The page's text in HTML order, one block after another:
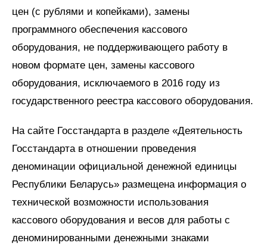
цен (с рублями и копейками), замены
программного обеспечения кассового
оборудования, не поддерживающего работу в
новом формате цен, замены кассового
оборудования, исключаемого в 2016 году из
государственного реестра кассового оборудования.
На сайте Госстандарта в разделе «Деятельность
Госстандарта в отношении проведения
деноминации официальной денежной единицы
Республики Беларусь» размещена информация о
технической возможности использования
кассового оборудования и весов для работы с
деноминированными денежными знаками